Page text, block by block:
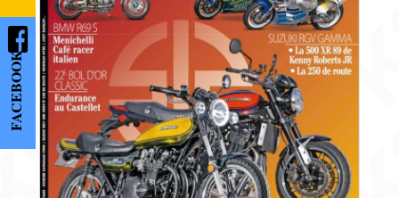
FACEBOOK